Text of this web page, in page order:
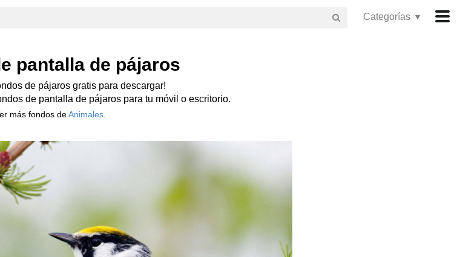
Categorías ▾
pantalla de pájaros
de pájaros gratis para descargar!
de pantalla de pájaros para tu móvil o escritorio.
más fondos deAnimales